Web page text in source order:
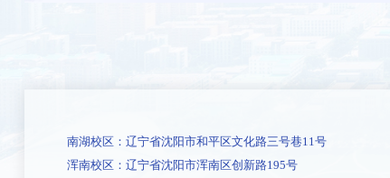
南湖校区：辽宁省沈阳市和平区文化路三号巷11号
浑南校区：辽宁省沈阳市浑南区创新路195号